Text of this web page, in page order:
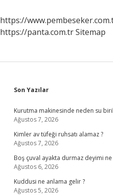
https://
https://panta.com.trSitemap
Sidebar
Son Yazılar
Kurutma makinesinde neden su
Ağustos 7, 2026
Kimler av tüfeği ruhsatı alamaz ?
Ağustos 7, 2026
Boş çuval ayakta durmaz deyimi
Ağustos 6, 2026
Kuddusi ne anlama gelir ?
Ağustos 5, 2026